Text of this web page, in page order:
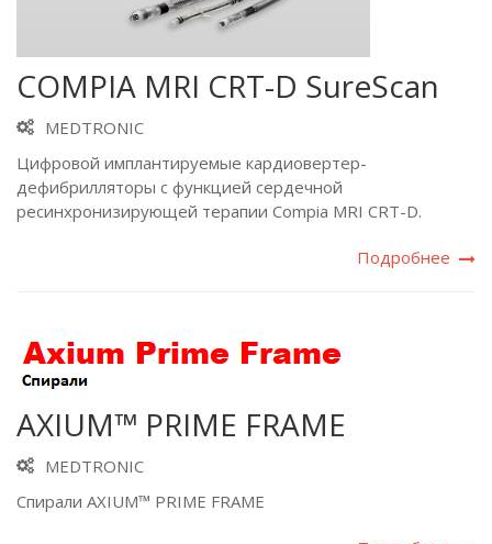
COMPIA MRI CRT-D SureScan
MEDTRONIC
Цифровой имплантируемые кардиовертер-
дефибрилляторы с функцией сердечной
ресинхронизирующей терапии Compia MRI CRT-D.
Подробнее
AXIUM™ PRIME FRAME
MEDTRONIC
Спирали AXIUM™ PRIME FRAME